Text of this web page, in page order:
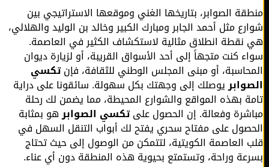
الصوابر، بتاريخها الغني وموقعها الاستراتيجي بين
مثل أحمد الجابر ومبارك الكبير وخالد بن الوليد والهلالي،
انطلاق مثالية لاستكشاف الكثير في العاصمة.
كنت متجهاً إلى أحد الأسواق القريبة، أو لزيارة ديوان
أو مبنى المجلس الوطني للثقافة، فإن تكسي
يوصلك إلى وجهتك بكل سهولة. سائقونا على دراية
بهذه المواقع والشوارع المحيطة، مما يضمن لك رحلة
وفعالة. إن الحصول علىتكسي الصوابرهو بمثابة
على مفتاح سحري يفتح لك أبواب التنقل السهل في
العاصمة الكويتية، لتتمكن من الوصول إلى حيث تحتاج
وراحة، وتستمتع بحيوية هذه المنطقة دون أي عناء.